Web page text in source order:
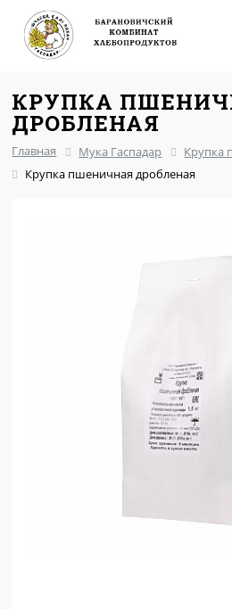
КРУПКА
ДРОБЛЕНАЯ
Главная Мука Гаспадар
Крупка
Крупка пшеничная дробленая